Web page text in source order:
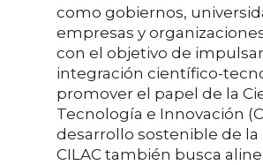
como gobiernos,
empresas y
con el objetivo de
integración científico-
promover el papel de la
Tecnología e Innovación
desarrollo sostenible de la
CILAC también busca